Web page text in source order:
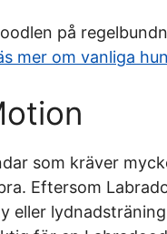
på
mer om vanliga
som kräver
Eftersom
eller